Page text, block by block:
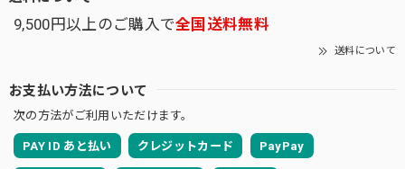
9,500円以上のご購入で全国送料無料
送料について
お支払い方法について
次の方法がご利用いただけます。
PAY ID あと払い クレジットカード PayPay